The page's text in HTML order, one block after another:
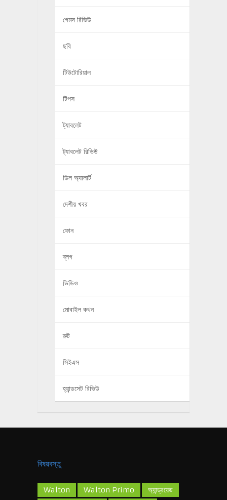
গেমস রিভিউ
ছবি
টিউটোরিয়াল
টিপস
ট্যাবলেট
ট্যাবলেট রিভিউ
ডিল অ্যালার্ট
দেশীয় খবর
ফোন
ব্লগ
ভিডিও
মোবাইল কথন
রুট
সিইএস
হ্যান্ডসেট রিভিউ
বিষয়বস্তু
Walton Walton Primo
অ্যান্ড্রয়েড